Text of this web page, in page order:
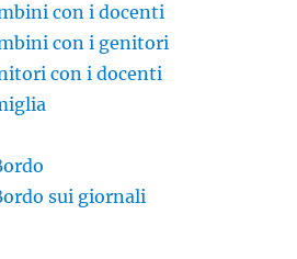
con i docenti
con i genitori
con i docenti
sui giornali